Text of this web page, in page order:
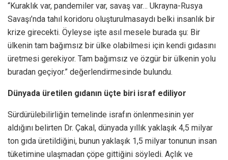
“Kuraklık var, pandemiler var, savaş var… Ukrayna-Rusya
Savaşı’nda tahıl koridoru oluşturulmasaydı belki insanlık bir
krize girecekti. Öyleyse işte asıl mesele burada şu: Bir
ülkenin tam bağımsız bir ülke olabilmesi için kendi gıdasını
üretmesi gerekiyor. Tam bağımsız ve özgür bir ülkenin yolu
buradan geçiyor.” değerlendirmesinde bulundu.
Dünyada üretilen gıdanın üçte biri israf ediliyor
Sürdürülebilirliğin temelinde israfın önlenmesinin yer
aldığını belirten Dr. Çakal, dünyada yıllık yaklaşık 4,5 milyar
ton gıda üretildiğini, bunun yaklaşık 1,5 milyar tonunun insan
tüketimine ulaşmadan çöpe gittiğini söyledi. Açlık ve